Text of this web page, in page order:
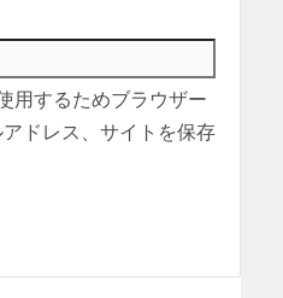
用するためブラウザー
ドレス、サイトを保存